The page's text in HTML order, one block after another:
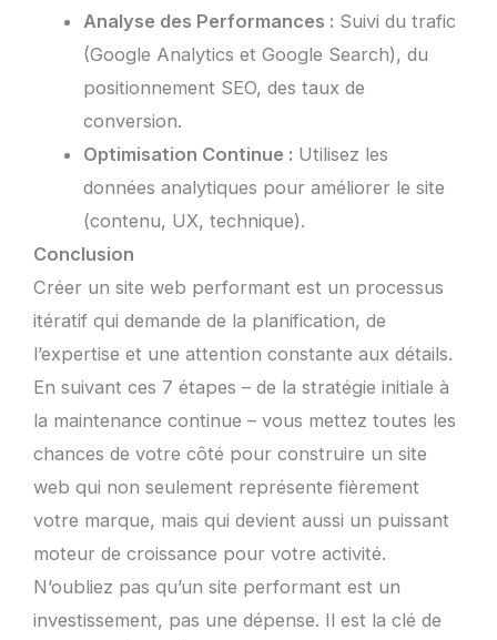
Analyse des Performances : Suivi du trafic
(Google Analytics et Google Search), du
positionnement SEO, des taux de
conversion.
Optimisation Continue : Utilisez les
données analytiques pour améliorer le site
(contenu, UX, technique).
Conclusion
Créer un site web performant est un processus
itératif qui demande de la planification, de
l’expertise et une attention constante aux détails.
En suivant ces 7 étapes – de la stratégie initiale à
la maintenance continue – vous mettez toutes les
chances de votre côté pour construire un site
web qui non seulement représente fièrement
votre marque, mais qui devient aussi un puissant
moteur de croissance pour votre activité.
N’oubliez pas qu’un site performant est un
investissement, pas une dépense. Il est la clé de